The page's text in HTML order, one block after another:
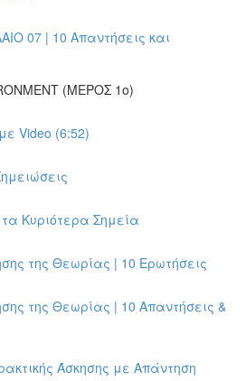
07 | 10 Απαντήσεις και
(ΜΕΡΟΣ 1o)
Video (6:52)
Κυριότερα Σημεία
της Θεωρίας | 10 Ερωτήσεις
της Θεωρίας | 10 Απαντήσεις &
Άσκησης με Απάντηση